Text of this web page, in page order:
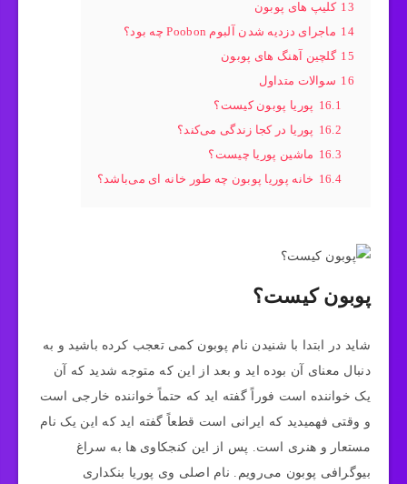
13 کلیپ های پوبون
14 ماجرای دزدیه شدن آلبوم Poobon چه بود؟
15 گلچین آهنگ های پوبون
16 سوالات متداول
16.1 پوریا پوبون کیست؟
16.2 پوریا در کجا زندگی می‌کند؟
16.3 ماشین پوریا چیست؟
16.4 خانه پوریا پوبون چه طور خانه ای می‌باشد؟
پوبون کیست؟
شاید در ابتدا با شنیدن نام پوبون کمی تعجب کرده باشید و به
دنبال معنای آن بوده اید و بعد از این که متوجه شدید که آن
یک خواننده است فوراً گفته اید که حتماً خواننده خارجی است
و وقتی فهمیدید که ایرانی است قطعاً گفته اید که این یک نام
مستعار و هنری است. پس از این کنجکاوی ها به سراغ
بیوگرافی پوبون می‌رویم. نام اصلی وی پوریا بنکداری